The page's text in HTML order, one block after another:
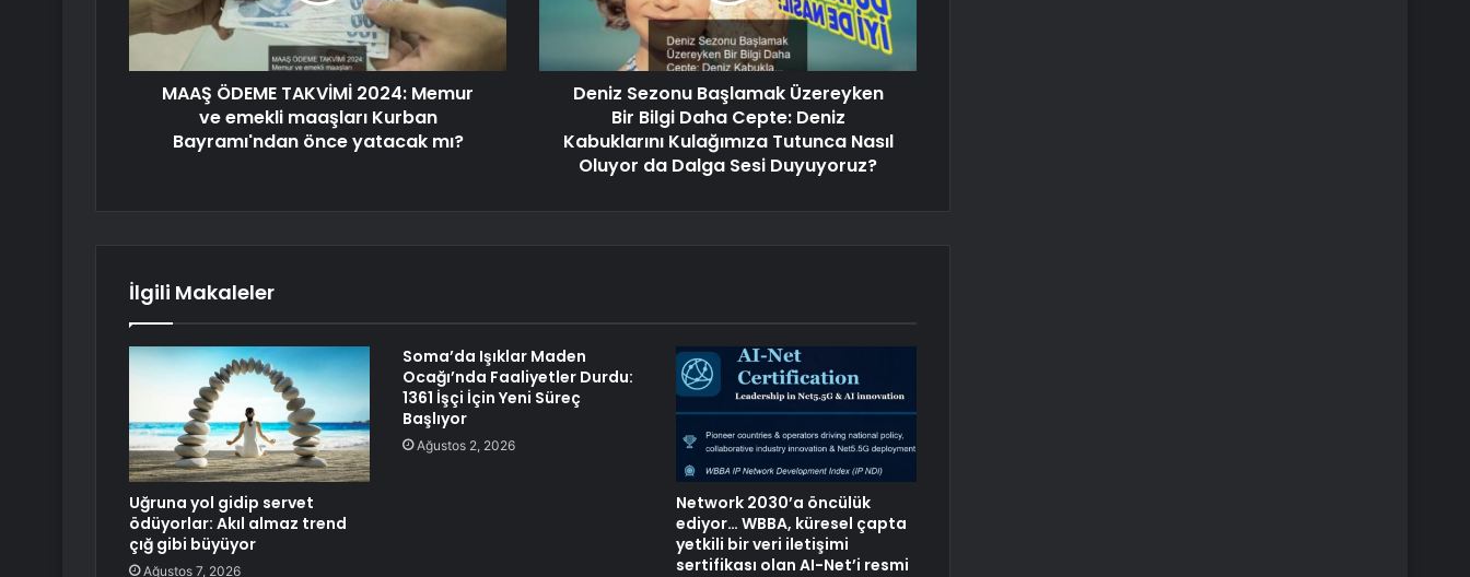
MAAŞ ÖDEME TAKVİMİ 2024: Memur
ve emekli maaşları Kurban
Bayramı'ndan önce yatacak mı?
Deniz Sezonu Başlamak Üzereyken
Bir Bilgi Daha Cepte: Deniz
Kabuklarını Kulağımıza Tutunca Nasıl
Oluyor da Dalga Sesi Duyuyoruz?
İlgili Makaleler
Uğruna yol gidip servet
ödüyorlar: Akıl almaz trend
çığ gibi büyüyor
Ağustos 7, 2026
Soma’da Işıklar Maden
Ocağı’nda Faaliyetler Durdu:
1361 İşçi İçin Yeni Süreç
Başlıyor
Ağustos 2, 2026
Network 2030’a öncülük
ediyor… WBBA, küresel çapta
yetkili bir veri iletişimi
sertifikası olan AI-Net’i resmi